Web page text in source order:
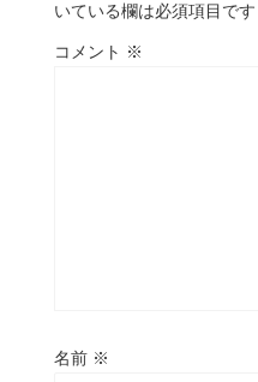
いている欄は必須項目です
コメント ※
名前 ※